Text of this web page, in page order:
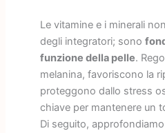
Le vitamine e i minerali
degli integratori; sono
funzione della pelle.
melanina, favoriscono la
proteggono dallo stress
chiave per mantenere un
Di seguito,